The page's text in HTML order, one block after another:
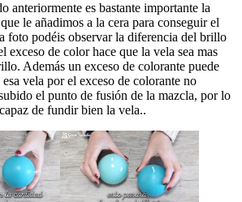
anteriormente es bastante importante la
le añadimos a la cera para conseguir el
foto podéis observar la diferencia del brillo
exceso de color hace que la vela sea mas
Además un exceso de colorante puede
vela por el exceso de colorante no
el punto de fusión de la mazcla, por lo
de fundir bien la vela..